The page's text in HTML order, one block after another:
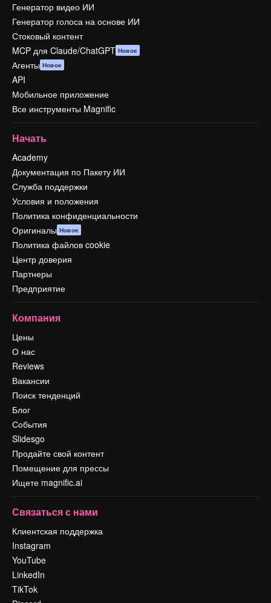
Генератор видео ИИ
Генератор голоса на основе ИИ
Стоковый контент
MCP для Claude/ChatGPT Новое
Агенты Новое
API
Мобильное приложение
Все инструменты Magnific
Начать
Academy
Документация по Пакету ИИ
Служба поддержки
Условия и положения
Политика конфиденциальности
Оригиналы Новое
Политика файлов cookie
Центр доверия
Партнеры
Предприятие
Компания
Цены
О нас
Reviews
Вакансии
Поиск тенденций
Блог
События
Slidesgo
Продайте свой контент
Помещение для прессы
Ищете magnific.ai
Связаться с нами
Клиентская поддержка
Instagram
YouTube
LinkedIn
TikTok